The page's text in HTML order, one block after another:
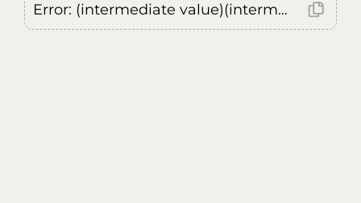
Error: (intermediate value)(intermediate value)(intermediate value).replaceAll is not a function